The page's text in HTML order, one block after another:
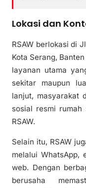
Lokasi dan
RSAW berlokasi di
Kota Serang,
layanan utama
sekitar maupun
lanjut, masyarakat
sosial resmi
RSAW.
Selain itu, RSAW
melalui WhatsApp,
web. Dengan
berusaha